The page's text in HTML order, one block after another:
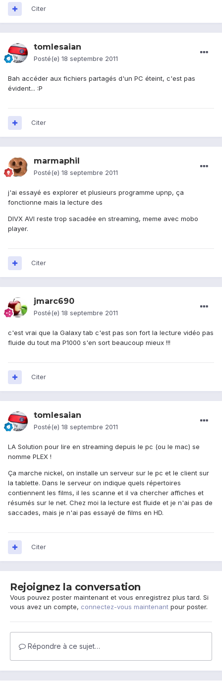
Citer
tomlesaian
Posté(e) 18 septembre 2011
Bah accéder aux fichiers partagés d'un PC éteint, c'est pas
évident... :P
Citer
marmaphil
Posté(e) 18 septembre 2011
j'ai essayé es explorer et plusieurs programme upnp, ça
fonctionne mais la lecture des
DIVX AVI reste trop sacadée en streaming, meme avec mobo
player.
Citer
jmarc690
Posté(e) 18 septembre 2011
c'est vrai que la Galaxy tab c'est pas son fort la lecture vidéo pas
fluide du tout ma P1000 s'en sort beaucoup mieux !!!
Citer
tomlesaian
Posté(e) 18 septembre 2011
LA Solution pour lire en streaming depuis le pc (ou le mac) se
nomme PLEX !
Ça marche nickel, on installe un serveur sur le pc et le client sur
la tablette. Dans le serveur on indique quels répertoires
contiennent les films, il les scanne et il va chercher affiches et
résumés sur le net. Chez moi la lecture est fluide et je n'ai pas de
saccades, mais je n'ai pas essayé de films en HD.
Citer
Rejoignez la conversation
Vous pouvez poster maintenant et vous enregistrez plus tard. Si
vous avez un compte, connectez-vous maintenant pour poster.
Répondre à ce sujet…